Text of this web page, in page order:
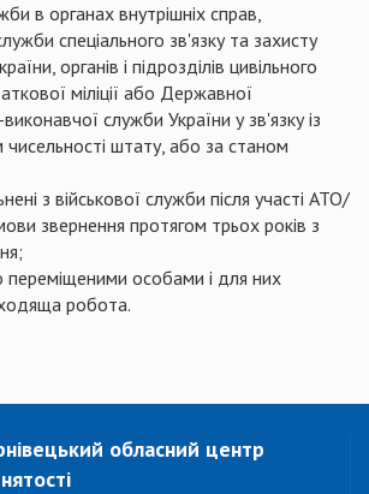
в органах внутрішніх справ,
спеціального зв'язку та захисту
органів і підрозділів цивільного
міліції або Державної
служби України у зв'язку із
штату, або за станом
з військової служби після участі АТО/
звернення протягом трьох років з
переміщеними особами і для них
робота.
обласний центр